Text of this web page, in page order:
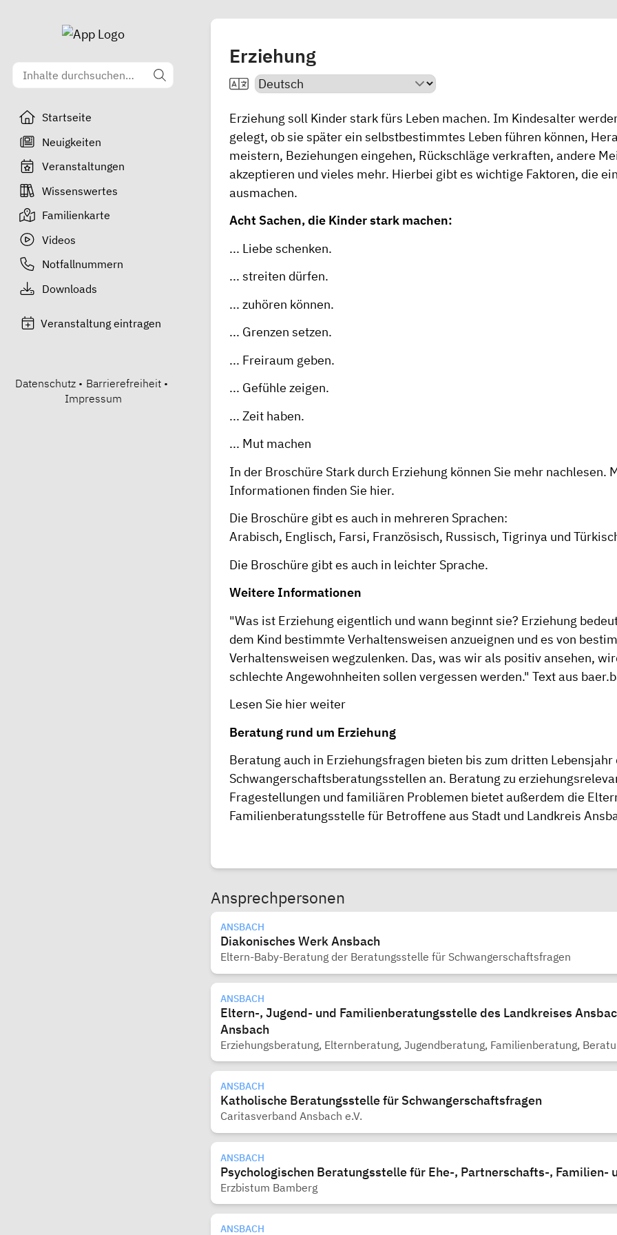
Startseite
Neuigkeiten
Veranstaltungen
Wissenswertes
Familienkarte
Videos
Notfallnummern
Downloads
Veranstaltung eintragen
Datenschutz • Barrierefreiheit •
Impressum
Erziehung
Erziehung soll Kinder stark fürs Leben machen. Im Kindesalter
gelegt, ob sie später ein selbstbestimmtes Leben führen können,
meistern, Beziehungen eingehen, Rückschläge verkraften, andere
akzeptieren und vieles mehr. Hierbei gibt es wichtige Faktoren, die
ausmachen.
Acht Sachen, die Kinder stark machen:
... Liebe schenken.
... streiten dürfen.
... zuhören können.
... Grenzen setzen.
... Freiraum geben.
... Gefühle zeigen.
... Zeit haben.
... Mut machen
In der Broschüre Stark durch Erziehung können Sie mehr nachlesen.
Informationen finden Sie hier.
Die Broschüre gibt es auch in mehreren Sprachen:
Arabisch, Englisch, Farsi, Französisch, Russisch, Tigrinya und
Die Broschüre gibt es auch in leichter Sprache.
Weitere Informationen
"Was ist Erziehung eigentlich und wann beginnt sie? Erziehung
dem Kind bestimmte Verhaltensweisen anzueignen und es von
Verhaltensweisen wegzulenken. Das, was wir als positiv ansehen,
schlechte Angewohnheiten sollen vergessen werden." Text aus
Lesen Sie hier weiter
Beratung rund um Erziehung
Beratung auch in Erziehungsfragen bieten bis zum dritten Lebensjahr
Schwangerschaftsberatungsstellen an. Beratung zu
Fragestellungen und familiären Problemen bietet außerdem die
Familienberatungsstelle für Betroffene aus Stadt und Landkreis
Ansprechpersonen
ANSBACH
Diakonisches Werk Ansbach
Eltern-Baby-Beratung der Beratungsstelle für Schwangerschaftsfragen
ANSBACH
Eltern-, Jugend- und Familienberatungsstelle des Landkreises
Ansbach
Erziehungsberatung, Elternberatung, Jugendberatung, Familienberatung,
ANSBACH
Katholische Beratungsstelle für Schwangerschaftsfragen
Caritasverband Ansbach e.V.
ANSBACH
Psychologischen Beratungsstelle für Ehe-, Partnerschafts-, Familien-
Erzbistum Bamberg
ANSBACH